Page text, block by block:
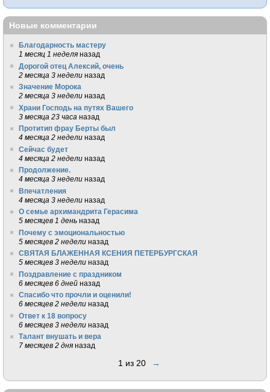
Новые комментарии
Благодарность мастеру
1 месяц 1 неделя назад
Дорогой отец Алексий, очень
2 месяца 3 недели назад
Значение Морока
2 месяца 3 недели назад
Храни Господь на путях Вашего
3 месяца 23 часа назад
Протитип фрау Берты был
4 месяца 2 недели назад
Сейчас будет
4 месяца 2 недели назад
Продолжение.
4 месяца 3 недели назад
Впечатления
4 месяца 3 недели назад
О семье архимандрита Герасима
5 месяцев 1 день назад
Почему с эмоциональностью
5 месяцев 2 недели назад
СВЯТАЯ БЛАЖЕННАЯ КСЕНИЯ ПЕТЕРБУРГСКАЯ
5 месяцев 3 недели назад
Поздравление с праздником
6 месяцев 6 дней назад
Спасибо что прочли и оценили!
6 месяцев 2 недели назад
Ответ к 18 вопросу
6 месяцев 3 недели назад
Талант внушать и вера
7 месяцев 2 дня назад
1 из 20 →